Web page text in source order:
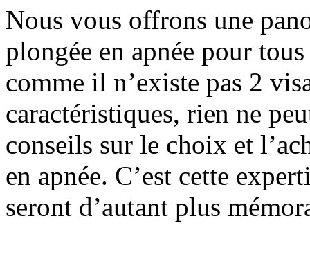
Nous vous offrons une
plongée en apnée pour
comme il n’existe pas 2
caractéristiques, rien ne
conseils sur le choix et
en apnée. C’est cette
seront d’autant plus